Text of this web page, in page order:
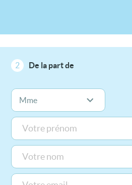
2 De la part de